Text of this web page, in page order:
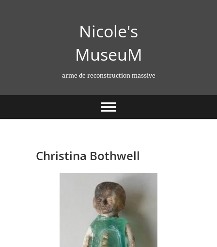
Nicole's
MuseuM
arme de reconstruction massive
Christina Bothwell